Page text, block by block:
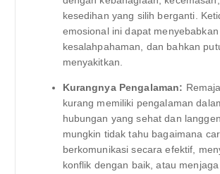
kesedihan yang silih berganti.
emosional ini dapat
kesalahpahaman, dan bahkan
menyakitkan.
Kurangnya Pengalaman:
kurang memiliki pengalaman
hubungan yang sehat dan
mungkin tidak tahu bagaimana
berkomunikasi secara efektif,
konflik dengan baik, atau